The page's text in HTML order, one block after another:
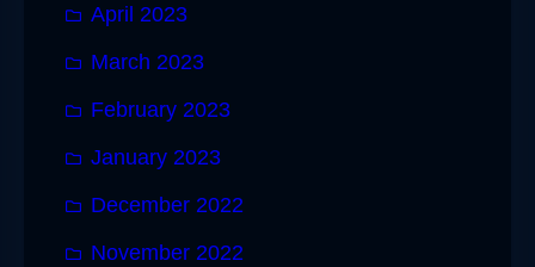
April 2023
March 2023
February 2023
January 2023
December 2022
November 2022